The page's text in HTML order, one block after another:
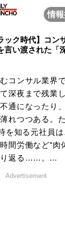
情
ック時代】コン
言い渡された「
コンサル業界
深夜まで残業
通になったり
れつつある。
を知る元社員
間労働など“肉
り返る……。...
Advertisement